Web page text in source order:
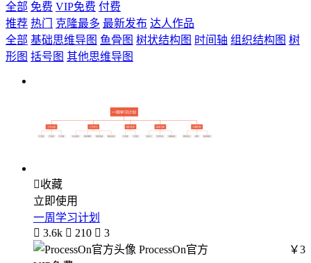
全部 免费 VIP免费 付费
推荐 热门 克隆最多 最新发布 达人作品
全部 基础思维导图 鱼骨图 树状结构图 时间轴 组织结构图 树
形图 括号图 其他思维导图
收藏
立即使用
一周学习计划
 3.6k  210  3
ProcessOn官方
￥3